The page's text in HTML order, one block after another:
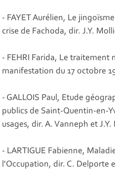
- FAYET Aurélien, Le
crise de Fachoda, dir. J.Y.
- FEHRI Farida, Le traitement
manifestation du 17 octobre
- GALLOIS Paul, Etude
publics de Saint-Quentin-en-
usages, dir. A. Vanneph et J.Y.
- LARTIGUE Fabienne,
l'Occupation, dir. C. Delporte